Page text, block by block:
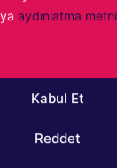
aydınlatma metni
Kabul Et
Reddet
sağlanacak. Bu
fiyatlandırmayla
tüm